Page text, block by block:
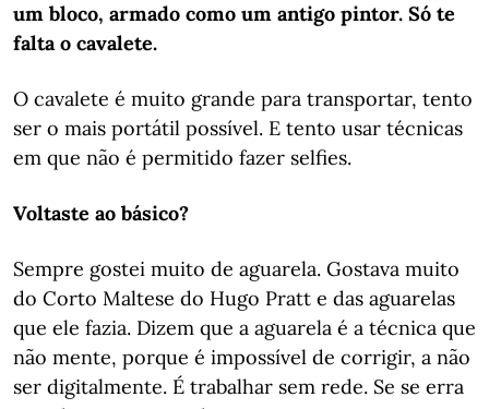
um bloco, armado como um antigo pintor. Só te
falta o cavalete.
O cavalete é muito grande para transportar, tento
ser o mais portátil possível. E tento usar técnicas
em que não é permitido fazer selfies.
Voltaste ao básico?
Sempre gostei muito de aguarela. Gostava muito
do Corto Maltese do Hugo Pratt e das aguarelas
que ele fazia. Dizem que a aguarela é a técnica que
não mente, porque é impossível de corrigir, a não
ser digitalmente. É trabalhar sem rede. Se se erra